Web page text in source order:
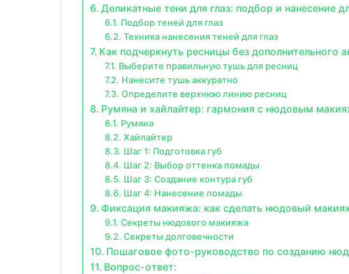
Деликатные тени для глаз: подбор и нанесение
Подбор теней для глаз
Техника нанесения теней для глаз
Как подчеркнуть ресницы без дополнительного
Выберите правильную тушь для ресниц
Нанесите тушь аккуратно
Определите верхнюю линию ресниц
Румяна и хайлайтер: гармония с нюдовым
Румяна
Хайлайтер
Шаг 1: Подготовка губ
Шаг 2: Выбор оттенка помады
Шаг 3: Создание контура губ
Шаг 4: Нанесение помады
Фиксация макияжа: как сделать нюдовый
Секреты нюдового макияжа
Секреты долговечности
Пошаговое фото-руководство по созданию
Вопрос-ответ: